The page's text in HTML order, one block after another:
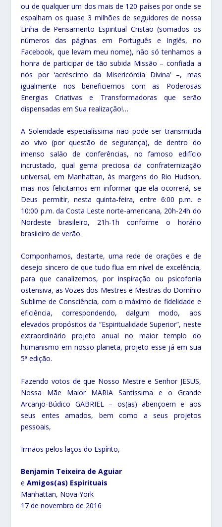
ou de qualquer um dos mais de 120 países por onde se
espalham os quase 3 milhões de seguidores de nossa
Linha de Pensamento Espiritual Cristão (somados os
números das páginas em Português e Inglês, no
Facebook, que levam meu nome), não só tenhamos a
honra de participar de tão subida Missão – confiada a
nós por ‘acréscimo da Misericórdia Divina’ –, mas
igualmente nos beneficiemos com as Poderosas
Energias Criativas e Transformadoras que serão
dispensadas em Sua realização!…
A Solenidade especialíssima não pode ser transmitida
ao vivo (por questão de segurança), de dentro do
imenso salão de conferências, no famoso edifício
incrustado, qual gema preciosa da confraternização
universal, em Manhattan, às margens do Rio Hudson,
mas nos felicitamos em informar que ela ocorrerá, se
Deus permitir, nesta quinta-feira, entre 6:00 p.m. e
10:00 p.m. da Costa Leste norte-americana, 20h-24h do
Nordeste brasileiro, 21h-1h conforme o horário
brasileiro de verão.
Componhamos, destarte, uma rede de orações e de
desejo sincero de que tudo flua em nível de excelência,
para que canalizemos, por inspiração ou psicofonia
ostensiva, as Vozes dos Mestres e Mestras do Domínio
Sublime de Consciência, com o máximo de fidelidade e
eficiência, correspondendo, dalgum modo, aos
elevados propósitos da “Espiritualidade Superior”, neste
extraordinário projeto anual no maior templo do
humanismo em nosso planeta, projeto esse já em sua
5ª edição.
Fazendo votos de que Nosso Mestre e Senhor JESUS,
Nossa Mãe Maior MARIA Santíssima e o Grande
Arcanjo-Búdico GABRIEL – os(as) abençoem e aos
seus entes amados, bem como a seus projetos
pessoais,
Irmãos pelos laços do Espírito,
Benjamin Teixeira de Aguiar
eAmigos(as) Espirituais
Manhattan, Nova York
17 de novembro de 2016